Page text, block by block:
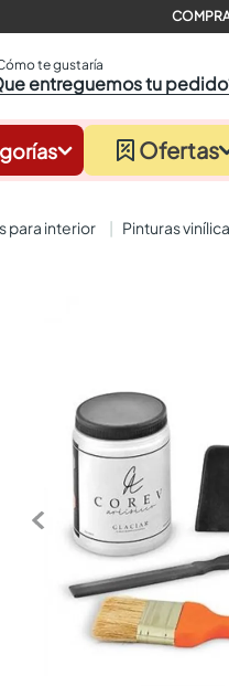
te gustaría
entreguemos tu
Ofertas
para interior pinturas